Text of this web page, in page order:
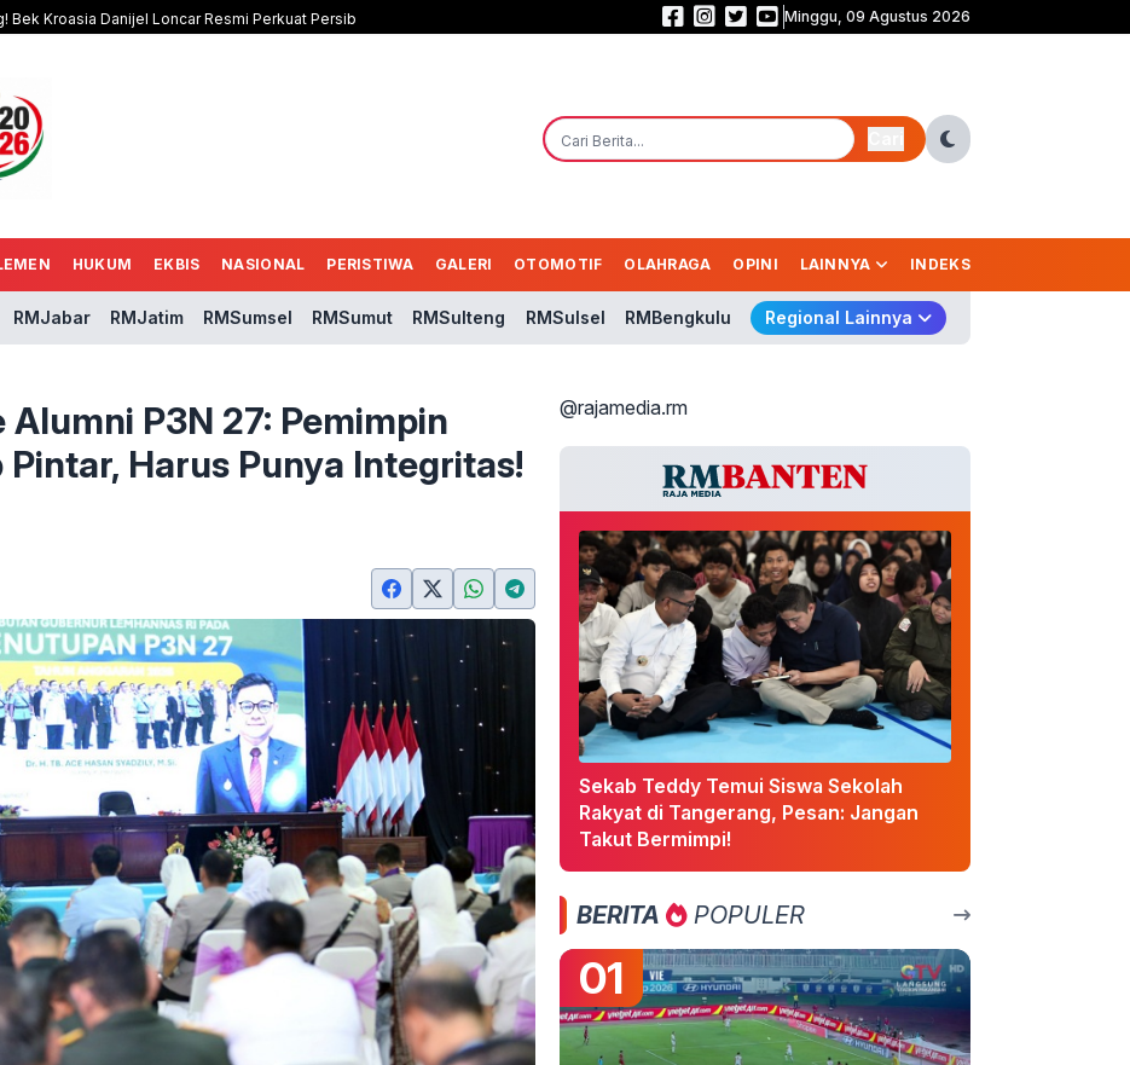
Bek Kroasia Danijel Loncar Resmi Perkuat Persib Sekolah Rakyat Diperluas, 265 Gedung Disiapkan Tampung 150 Ribu Anak
Minggu, 09 Agustus 2026
HUKUM EKBIS NASIONAL PERISTIWA GALERI OTOMOTIF OLAHRAGA OPINI LAINNYA INDEKS
RMJabar RMJatim RMSumsel RMSumut RMSulteng RMSulsel RMBengkulu Regional Lainnya
Alumni P3N 27: Pemimpin
Harus Punya Integritas!
@rajamedia.rm
Sekab Teddy Temui Siswa Sekolah
Rakyat di Tangerang, Pesan: Jangan
Takut Bermimpi!
BERITA POPULER
01